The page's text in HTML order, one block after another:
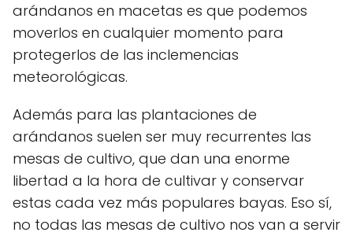
arándanos en macetas es que podemos
moverlos en cualquier momento para
protegerlos de las inclemencias
meteorológicas.
Además para las plantaciones de
arándanos suelen ser muy recurrentes las
mesas de cultivo, que dan una enorme
libertad a la hora de cultivar y conservar
estas cada vez más populares bayas. Eso sí,
no todas las mesas de cultivo nos van a servir